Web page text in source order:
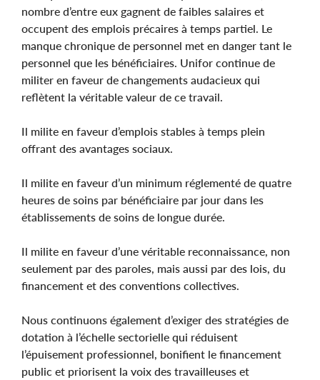
nombre d’entre eux gagnent de faibles salaires et
occupent des emplois précaires à temps partiel. Le
manque chronique de personnel met en danger tant le
personnel que les bénéficiaires. Unifor continue de
militer en faveur de changements audacieux qui
reflètent la véritable valeur de ce travail.
Il milite en faveur d’emplois stables à temps plein
offrant des avantages sociaux.
Il milite en faveur d’un minimum réglementé de quatre
heures de soins par bénéficiaire par jour dans les
établissements de soins de longue durée.
Il milite en faveur d’une véritable reconnaissance, non
seulement par des paroles, mais aussi par des lois, du
financement et des conventions collectives.
Nous continuons également d’exiger des stratégies de
dotation à l’échelle sectorielle qui réduisent
l’épuisement professionnel, bonifient le financement
public et priorisent la voix des travailleuses et